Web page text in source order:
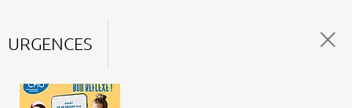
URGENCES